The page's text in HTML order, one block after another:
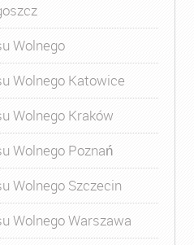
Wolnego
Wolnego Katowice
Wolnego Kraków
Wolnego Poznań
Wolnego Szczecin
Wolnego Warszawa